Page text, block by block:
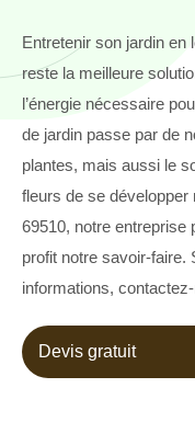
Entretenir son jardin en
reste la meilleure
l’énergie nécessaire
de jardin passe par de
plantes, mais aussi le
fleurs de se
69510, notre entreprise
profit notre savoir-faire.
informations,
Devis gratuit